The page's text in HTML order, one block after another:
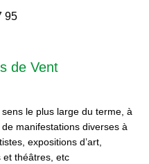
95
de Vent
le plus large du terme, à
manifestations diverses à
expositions d’art,
et théâtres, etc